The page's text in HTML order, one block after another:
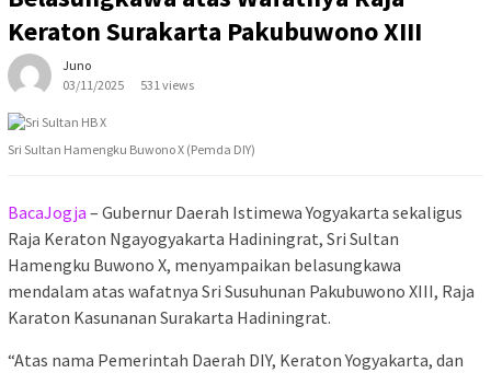
Keraton Surakarta Pakubuwono XIII
Juno
03/11/2025
531 views
Sri Sultan Hamengku Buwono X (Pemda DIY)
BacaJogja – Gubernur Daerah Istimewa Yogyakarta sekaligus
Raja Keraton Ngayogyakarta Hadiningrat, Sri Sultan
Hamengku Buwono X, menyampaikan belasungkawa
mendalam atas wafatnya Sri Susuhunan Pakubuwono XIII, Raja
Karaton Kasunanan Surakarta Hadiningrat.
“Atas nama Pemerintah Daerah DIY, Keraton Yogyakarta, dan